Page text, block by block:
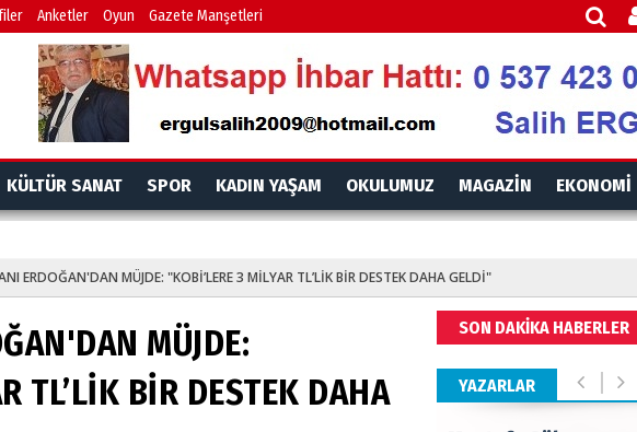
Anketler Oyun Gazete Manşetleri
KÜLTÜR SANAT SPOR KADIN YAŞAM OKULUMUZ MAGAZİN EKONOMİ
ERDOĞAN'DAN MÜJDE: "KOBİ’LERE 3 MİLYAR TL’LİK BİR DESTEK DAHA GELDİ"
MÜJDE:
TL’LİK BİR DESTEK DAHA
SON DAKİKA HABERLER
YAZARLAR
EMPERYALİZM, UŞAKLARINA
AÇIK DESTEK VERİYOR…
DÜNYA DÜZENİ
Mesut Gencer
ANADOLU BASIN YAYIN
BİRLİĞİ
Alaeddin Usta